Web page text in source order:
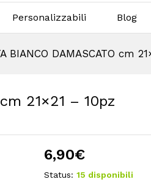
Personalizzabili Blog
BIANCO DAMASCATO cm
21×21 – 10pz
6,90€
Status: 15 disponibili